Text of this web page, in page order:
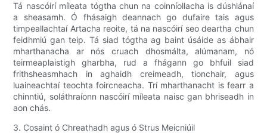
Tá nascóirí míleata tógtha chun na coinníollacha is dúshlánaí
a sheasamh. Ó fhásaigh deannach go dufaire tais agus
timpeallachtaí Artacha reoite, tá na nascóirí seo deartha chun
feidhmiú gan teip. Tá siad tógtha ag baint úsáide as ábhair
mharthanacha ar nós cruach dhosmálta, alúmanam, nó
teirmeaplaistigh gharbha, rud a fhágann go bhfuil siad
frithsheasmhach in aghaidh creimeadh, tionchair, agus
luaineachtaí teochta foircneacha. Trí mharthanacht is fearr a
chinntiú, soláthraíonn nascóirí míleata naisc gan bhriseadh in
aon chás.
3. Cosaint ó Chreathadh agus ó Strus Meicniúil